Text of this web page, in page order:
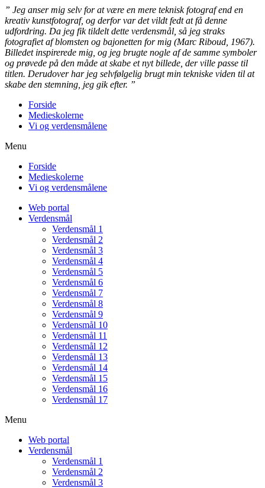
” Jeg anser mig selv for at være en mere teknisk fotograf end en
kreativ kunstfotograf, og derfor var det vildt fedt at få denne
udfordring. Da jeg fik tildelt dette verdensmål, så jeg straks
fotografiet af blomsten og bajonetten for mig (Marc Riboud, 1967).
Billedet inspirerede mig, og jeg brugte nogle af de samme symboler
og prøvede på den måde at skabe et nyt billede, der ville passe til
titlen. Derudover har jeg selvfølgelig brugt min tekniske viden til at
skabe den stemning, jeg gik efter. ”
Forside
Medieskolerne
Vi og verdensmålene
Menu
Forside
Medieskolerne
Vi og verdensmålene
Web portal
Verdensmål
Verdensmål 1
Verdensmål 2
Verdensmål 3
Verdensmål 4
Verdensmål 5
Verdensmål 6
Verdensmål 7
Verdensmål 8
Verdensmål 9
Verdensmål 10
Verdensmål 11
Verdensmål 12
Verdensmål 13
Verdensmål 14
Verdensmål 15
Verdensmål 16
Verdensmål 17
Menu
Web portal
Verdensmål
Verdensmål 1
Verdensmål 2
Verdensmål 3